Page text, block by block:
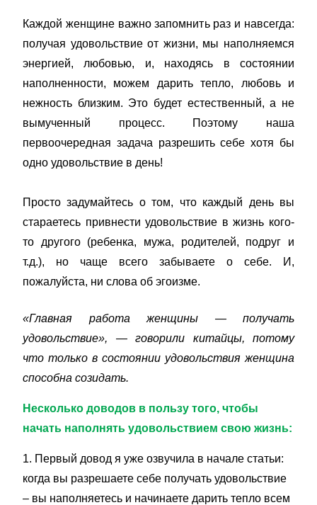
Каждой женщине важно запомнить раз и навсегда:
получая удовольствие от жизни, мы наполняемся
энергией, любовью, и, находясь в состоянии
наполненности, можем дарить тепло, любовь и
нежность близким. Это будет естественный, а не
вымученный процесс. Поэтому наша
первоочередная задача разрешить себе хотя бы
одно удовольствие в день!
Просто задумайтесь о том, что каждый день вы
стараетесь привнести удовольствие в жизнь кого-
то другого (ребенка, мужа, родителей, подруг и
т.д.), но чаще всего забываете о себе. И,
пожалуйста, ни слова об эгоизме.
«Главная работа женщины — получать
удовольствие», — говорили китайцы, потому
что только в состоянии удовольствия женщина
способна созидать.
Несколько доводов в пользу того, чтобы
начать наполнять удовольствием свою жизнь:
1. Первый довод я уже озвучила в начале статьи:
когда вы разрешаете себе получать удовольствие
– вы наполняетесь и начинаете дарить тепло всем